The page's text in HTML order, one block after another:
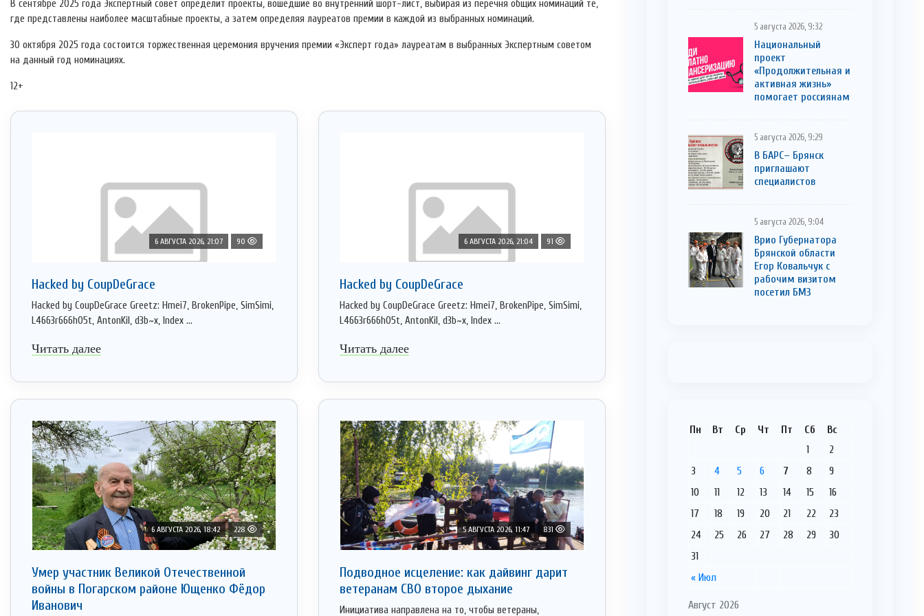
В сентябре 2025 года Экспертный совет определит проекты, вошедшие во внутренний шорт-лист, выбирая из перечня общих номинаций те,
где представлены наиболее масштабные проекты, а затем определяя лауреатов премии в каждой из выбранных номинаций.
30 октября 2025 года состоится торжественная церемония вручения премии «Эксперт года» лауреатам в выбранных Экспертным советом
на данный год номинациях.
12+
6 АВГУСТА 2026, 21:07 90
Hacked by CoupDeGrace
Hacked by CoupDeGrace Greetz: Hmei7, BrokenPipe, SimSimi,
L4663r666h05t, AntonKil, d3b~x, Index ...
Читать далее
6 АВГУСТА 2026, 21:04 91
Hacked by CoupDeGrace
Hacked by CoupDeGrace Greetz: Hmei7, BrokenPipe, SimSimi,
L4663r666h05t, AntonKil, d3b~x, Index ...
Читать далее
6 АВГУСТА 2026, 18:42 228
Умер участник Великой Отечественной
войны в Погарском районе Ющенко Фёдор
Иванович
5 АВГУСТА 2026, 11:47 831
Подводное исцеление: как дайвинг дарит
ветеранам СВО второе дыхание
Инициатива направлена на то, чтобы ветераны,
5 августа 2026, 9:32
Национальный
проект
«Продолжительная и
активная жизнь»
помогает россиянам
5 августа 2026, 9:29
В БАРС– Брянcк
приглaшают
cпециaлистoв
5 августа 2026, 9:04
Врио Губернатора
Брянской области
Егор Ковальчук с
рабочим визитом
посетил БМЗ
Август 2026
Пн Вт Ср Чт Пт Сб Вс
« Июл
1
2
3
4 5 6 7 8
9
10
11 12 13 14 15
16
17
18 19 20 21 22
23
24
25 26 27 28 29
30
31